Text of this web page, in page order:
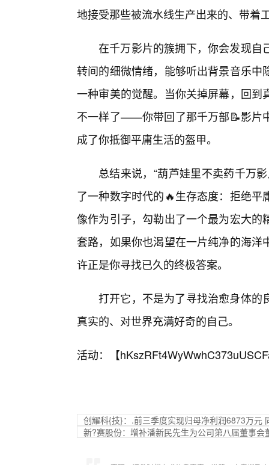
地接受那些被流水线生产出来的、带着
在千万影片的簇拥下，你会发现自
转间的细微情绪，能够听出背景音乐
一种审美的觉醒。当你关掉屏幕，回
不一样了——你带回了那千万部📝影片
成了你抵御平庸生活的盔甲。
总结来说，“葫芦娃里不卖药千万
了一种数字时代的🔥生存态度：拒绝
像作为引子，勾勒出了一个最为宏大
套路，如果你也渴望在一片纯净的海
许正是你寻找已久的终极答案。
打开它，不是为了寻找治愈身体的
真实的、对世界充满好奇的自己。
活动：【
创耀科{技}：.前三季度实现归母净利润6873万元
新?赛股份：增补潘新民先生为公司第八届董事会